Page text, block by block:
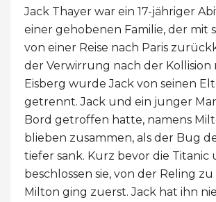
Jack Thayer war ein 17-jähriger
einer gehobenen Familie, der mit
von einer Reise nach Paris
der Verwirrung nach der Kollision
Eisberg wurde Jack von seinen
getrennt. Jack und ein junger
Bord getroffen hatte, namens
blieben zusammen, als der Bug
tiefer sank. Kurz bevor die Titanic
beschlossen sie, von der Reling
Milton ging zuerst. Jack hat ihn